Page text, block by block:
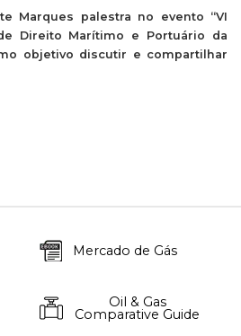
Marques palestra no evento “VI
Direito Marítimo e Portuário da
objetivo discutir e compartilhar
Mercado de Gás
Oil & Gas
Comparative Guide